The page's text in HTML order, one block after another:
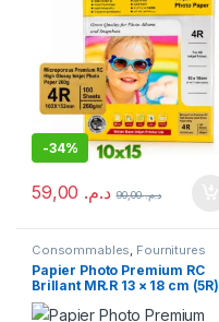
-34%
د.م. د.م.90,00
Consommables, Fournitures
d'impression Papier ,Papier
Photo
Papier Photo Premium RC
Brillant MR.R 13 × 18 cm (5R)
260 g/m²